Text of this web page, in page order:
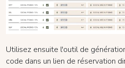
Utilisez ensuite l'outil de
code dans un lien de réservation